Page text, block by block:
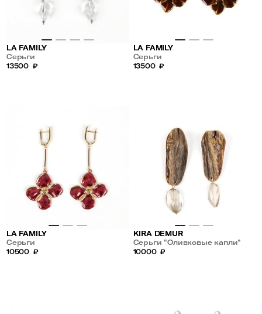
LA FAMILY
Серьги
13500 ₽
LA FAMILY
Серьги
13500 ₽
LA FAMILY
Серьги
10500 ₽
KIRA DEMUR
Серьги "Оливковые капли"
10000 ₽